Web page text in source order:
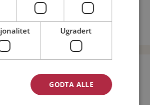
Bli medlem gratis!
Ugradert
GODTA ALLE